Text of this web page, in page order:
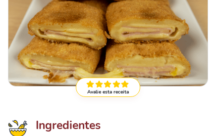
Avalie esta receita
Ingredientes